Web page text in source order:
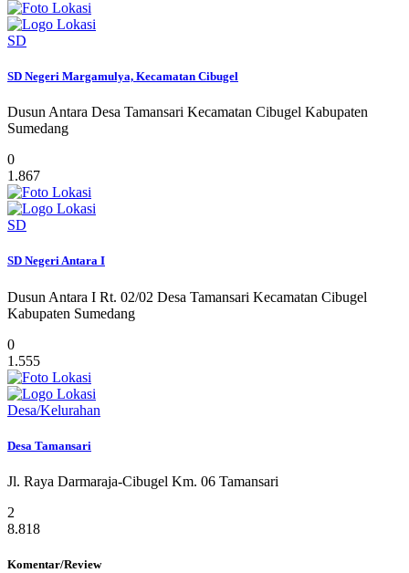
SD
SD Negeri Margamulya, Kecamatan Cibugel
Dusun Antara Desa Tamansari Kecamatan Cibugel Kabupaten
Sumedang
0
1.867
SD
SD Negeri Antara I
Dusun Antara I Rt. 02/02 Desa Tamansari Kecamatan Cibugel
Kabupaten Sumedang
0
1.555
Desa/Kelurahan
Desa Tamansari
Jl. Raya Darmaraja-Cibugel Km. 06 Tamansari
2
8.818
Komentar/Review